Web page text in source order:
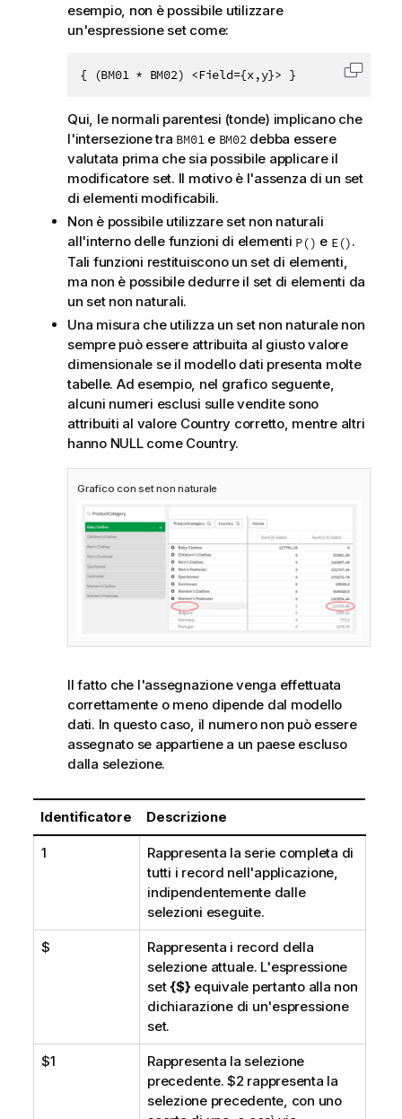
esempio, non è possibile utilizzare
un'espressione set come:
{ (BM01 * BM02) <Field={x,y}> } Copia
Qui, le normali parentesi (tonde) implicano che
l'intersezione tra BM01e BM02debba essere
valutata prima che sia possibile applicare il
modificatore set. Il motivo è l'assenza di un set
di elementi modificabili.
Non è possibile utilizzare set non naturali
all'interno delle funzioni di elementi P() e E().
Tali funzioni restituiscono un set di elementi,
ma non è possibile dedurre il set di elementi da
un set non naturali.
Una misura che utilizza un set non naturale non
sempre può essere attribuita al giusto valore
dimensionale se il modello dati presenta molte
tabelle. Ad esempio, nel grafico seguente,
alcuni numeri esclusi sulle vendite sono
attribuiti al valore Country corretto, mentre altri
hanno NULLcome Country.
Grafico con set non naturale
Il fatto che l'assegnazione venga effettuata
correttamente o meno dipende dal modello
dati. In questo caso, il numero non può essere
assegnato se appartiene a un paese escluso
dalla selezione.
Identificatore Descrizione
1
Rappresenta la serie completa di
tutti i record nell'applicazione,
indipendentemente dalle
selezioni eseguite.
$
Rappresenta i record della
selezione attuale. L'espressione
set {$} equivale pertanto alla non
dichiarazione di un'espressione
set.
$1
Rappresenta la selezione
precedente. $2 rappresenta la
selezione precedente, con uno